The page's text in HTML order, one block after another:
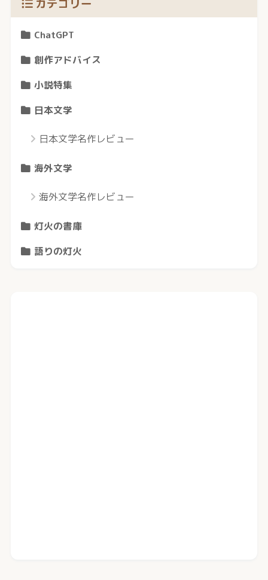
カテゴリー
ChatGPT
創作アドバイス
小説特集
日本文学
日本文学名作レビュー
海外文学
海外文学名作レビュー
灯火の書庫
語りの灯火